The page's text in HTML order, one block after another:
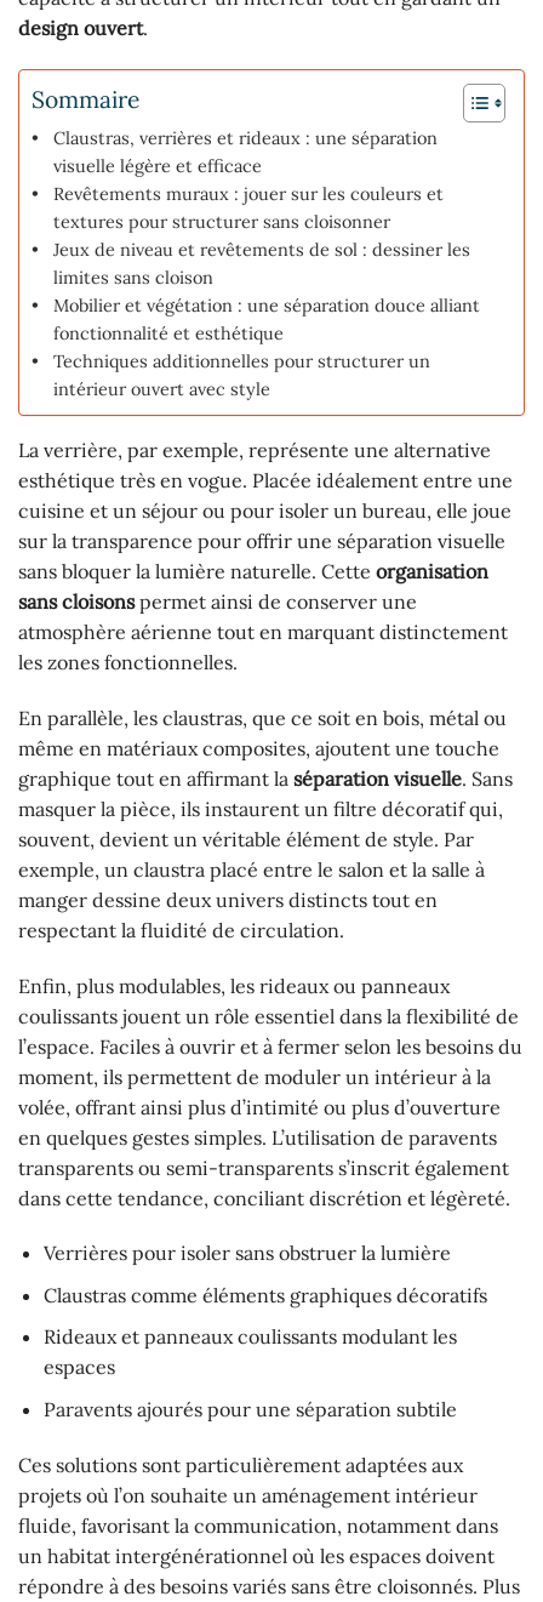
design ouvert.
Sommaire
Claustras, verrières et rideaux : une séparation
visuelle légère et efficace
Revêtements muraux : jouer sur les couleurs et
textures pour structurer sans cloisonner
Jeux de niveau et revêtements de sol : dessiner les
limites sans cloison
Mobilier et végétation : une séparation douce alliant
fonctionnalité et esthétique
Techniques additionnelles pour structurer un
intérieur ouvert avec style
La verrière, par exemple, représente une alternative
esthétique très en vogue. Placée idéalement entre une
cuisine et un séjour ou pour isoler un bureau, elle joue
sur la transparence pour offrir une séparation visuelle
sans bloquer la lumière naturelle. Cette organisation
sans cloisonspermet ainsi de conserver une
atmosphère aérienne tout en marquant distinctement
les zones fonctionnelles.
En parallèle, les claustras, que ce soit en bois, métal ou
même en matériaux composites, ajoutent une touche
graphique tout en affirmant la séparation visuelle. Sans
masquer la pièce, ils instaurent un filtre décoratif qui,
souvent, devient un véritable élément de style. Par
exemple, un claustra placé entre le salon et la salle à
manger dessine deux univers distincts tout en
respectant la fluidité de circulation.
Enfin, plus modulables, les rideaux ou panneaux
coulissants jouent un rôle essentiel dans la flexibilité de
l’espace. Faciles à ouvrir et à fermer selon les besoins du
moment, ils permettent de moduler un intérieur à la
volée, offrant ainsi plus d’intimité ou plus d’ouverture
en quelques gestes simples. L’utilisation de paravents
transparents ou semi-transparents s’inscrit également
dans cette tendance, conciliant discrétion et légèreté.
Verrières pour isoler sans obstruer la lumière
Claustras comme éléments graphiques décoratifs
Rideaux et panneaux coulissants modulant les
espaces
Paravents ajourés pour une séparation subtile
Ces solutions sont particulièrement adaptées aux
projets où l’on souhaite un aménagement intérieur
fluide, favorisant la communication, notamment dans
un habitat intergénérationnel où les espaces doivent
répondre à des besoins variés sans être cloisonnés. Plus